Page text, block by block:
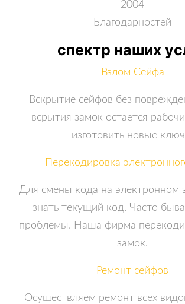
2004
Благодарностей
спектр наших
Взлом Сейфа
Вскрытие сейфов без
всрытия замок остается
изготовить новые
Перекодировка
Для смены кода на электронном
знать текущий код. Часто
проблемы. Наша фирма
замок.
Ремонт сейфов
Осуществляем ремонт всех